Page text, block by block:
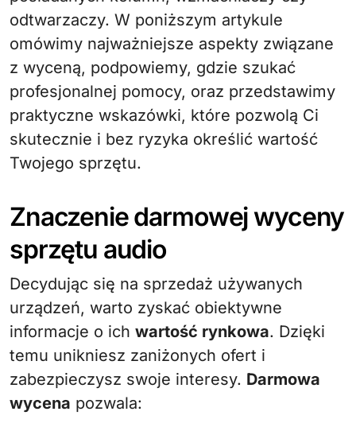
odtwarzaczy. W poniższym artykule
omówimy najważniejsze aspekty związane
z wyceną, podpowiemy, gdzie szukać
profesjonalnej pomocy, oraz przedstawimy
praktyczne wskazówki, które pozwolą Ci
skutecznie i bez ryzyka określić wartość
Twojego sprzętu.
Znaczenie darmowej wyceny
sprzętu audio
Decydując się na sprzedaż używanych
urządzeń, warto zyskać obiektywne
informacje o ich wartość rynkowa. Dzięki
temu unikniesz zaniżonych ofert i
zabezpieczysz swoje interesy. Darmowa
wycena pozwala: